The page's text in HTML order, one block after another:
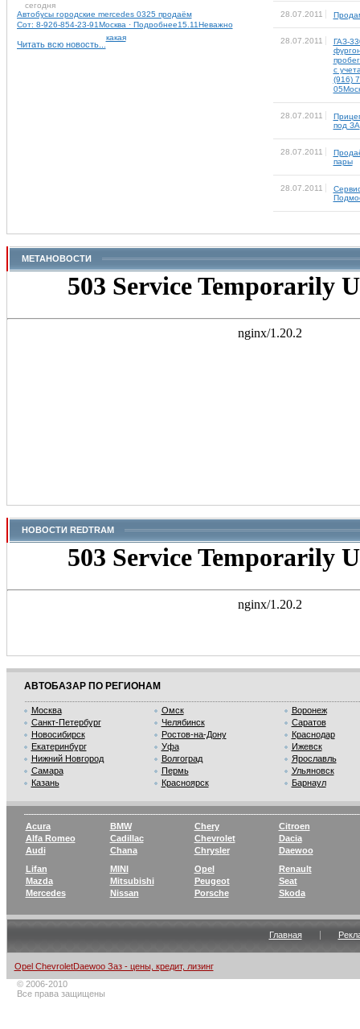
сегодня
Автобусы городские mercedes 0325 продаём
Сот: 8-926-854-23-91Москва · Подробнее15.11Неважно
какая
Читать всю новость...
28.07.2011
28.07.2011 ГАЗ-
с
(916)
28.07.2011
под ЗА
28.07.2011
пары
28.07.2011
МЕТАНОВОСТИ
НОВОСТИ REDTRAM
АВТОБАЗАР ПО РЕГИОНАМ
Москва
Санкт-Петербург
Новосибирск
Екатеринбург
Нижний Новгород
Самара
Казань
Омск
Челябинск
Ростов-на-Дону
Уфа
Волгоград
Пермь
Красноярск
Воронеж
Саратов
Краснодар
Ижевск
Ярославль
Ульяновск
Барнаул
Acura
Alfa Romeo
Audi
BMW
Cadillac
Chana
Chery
Chevrolet
Chrysler
Citroen
Dacia
Daewoo
Lifan
Mazda
Mercedes
MINI
Mitsubishi
Nissan
Opel
Peugeot
Porsche
Renault
Seat
Skoda
Главная
Opel ChevroletDaewoo Заз - цены, кредит, лизинг
© 2006-2010
Все права защищены